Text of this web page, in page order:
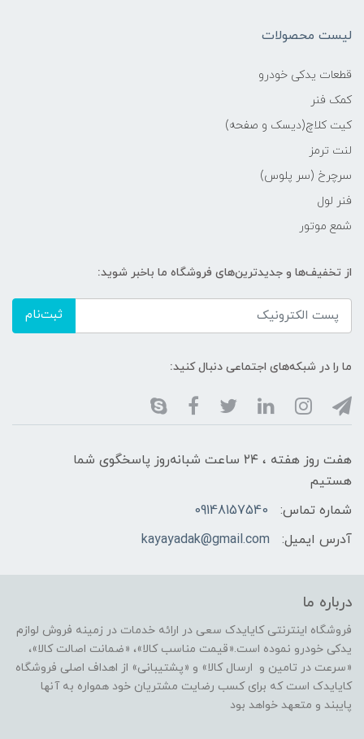
لیست محصولات
قطعات یدکی خودرو
کمک فنر
کیت کلاچ(دیسک و صفحه)
لنت ترمز
سرچرخ (سر پلوس)
فنر لول
شمع موتور
از تخفیف‌ها و جدیدترین‌های فروشگاه ما باخبر شوید:
ثبت‌نام
ما را در شبکه‌های اجتماعی دنبال کنید:
هفت روز هفته ، ۲۴ ساعت شبانه‌روز پاسخگوی شما
هستیم
شماره تماس:
09148157540
آدرس ایمیل:
kayayadak@gmail.com
درباره ما
فروشگاه اینترنتی کایایدک سعی در ارائه خدمات در زمینه فروش لوازم
یدکی خودرو نموده است.«قیمت مناسب کالا»، «ضمانت اصالت کالا»،
«سرعت در تامین و ارسال کالا» و «پشتیبانی» از اهداف اصلی فروشگاه
کایایدک است که برای کسب رضایت مشتریان خود همواره به آنها
پایبند و متعهد خواهد بود